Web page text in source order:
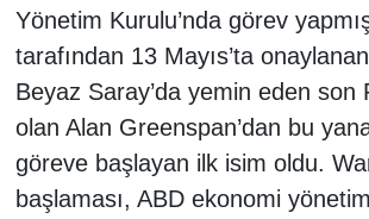
Yönetim Kurulu’nda görev
tarafından 13 Mayıs’ta
Beyaz Saray’da yemin eden son
olan Alan Greenspan’dan bu
göreve başlayan ilk isim oldu.
başlaması, ABD ekonomi